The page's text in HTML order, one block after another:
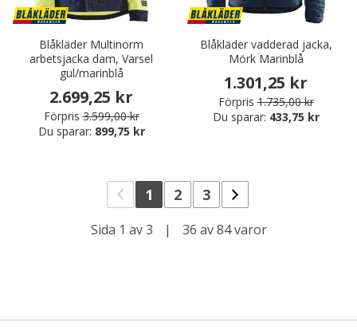
Blåkläder Multinorm
arbetsjacka dam, Varsel
gul/marinblå
2.699,25 kr
Förpris 3.599,00 kr
Du sparar: 899,75 kr
Blåkläder vadderad jacka,
Mörk Marinblå
1.301,25 kr
Förpris 1.735,00 kr
Du sparar: 433,75 kr
1 2 3
Sida 1 av 3 | 36 av 84 varor